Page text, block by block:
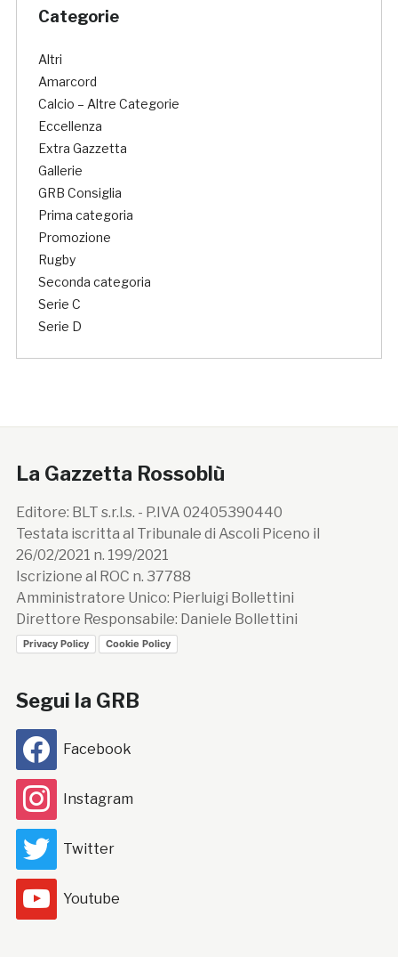
Categorie
Altri
Amarcord
Calcio – Altre Categorie
Eccellenza
Extra Gazzetta
Gallerie
GRB Consiglia
Prima categoria
Promozione
Rugby
Seconda categoria
Serie C
Serie D
La Gazzetta Rossoblù
Editore: BLT s.r.l.s. - P.IVA 02405390440
Testata iscritta al Tribunale di Ascoli Piceno il
26/02/2021 n. 199/2021
Iscrizione al ROC n. 37788
Amministratore Unico: Pierluigi Bollettini
Direttore Responsabile: Daniele Bollettini
Privacy Policy Cookie Policy
Segui la GRB
Facebook
Instagram
Twitter
Youtube